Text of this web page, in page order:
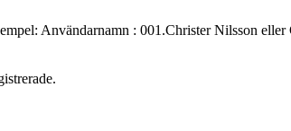
Användarnamn : 001.Christer Nilsson